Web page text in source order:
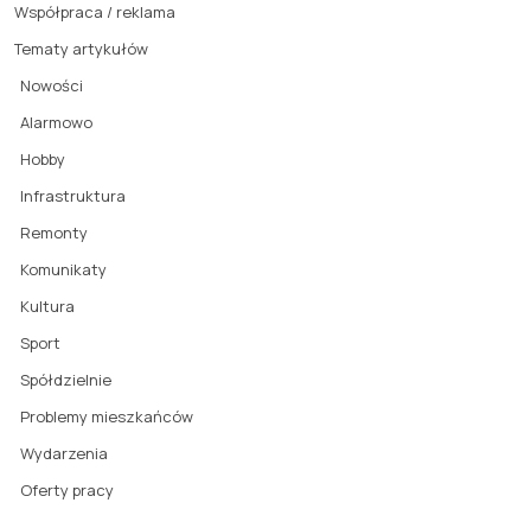
Współpraca / reklama
Tematy artykułów
Nowości
Alarmowo
Hobby
Infrastruktura
Remonty
Komunikaty
Kultura
Sport
Spółdzielnie
Problemy mieszkańców
Wydarzenia
Oferty pracy